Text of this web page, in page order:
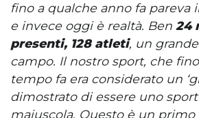
fino a qualche anno fa
e invece oggi è realtà. Ben 24
presenti, 128 atleti, un
campo. Il nostro sport, che
tempo fa era considerato un
dimostrato di essere uno sport
maiuscola. Questo è un primo